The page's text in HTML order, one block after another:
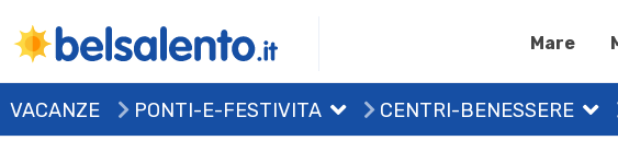
Mare
VACANZE PONTI-E-FESTIVITA CENTRI-BENESSERE